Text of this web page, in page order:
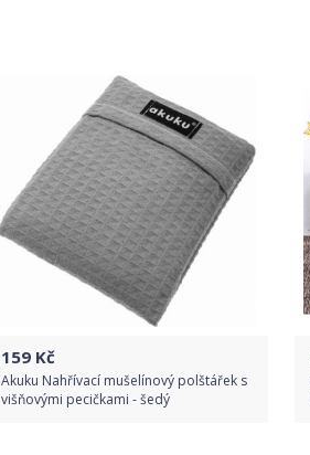
Detail produktu
159 Kč
Akuku Nahřívací mušelínový polštářek s
višňovými pecičkami - šedý